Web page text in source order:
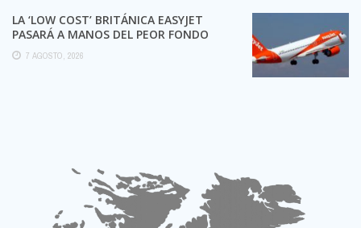
LA ‘LOW COST’ BRITÁNICA EASYJET
PASARÁ A MANOS DEL PEOR FONDO
POSIBLE:
7 AGOSTO, 2026